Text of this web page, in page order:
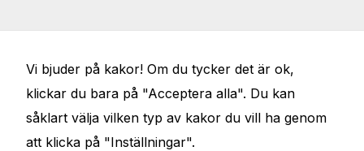
Vi bjuder på kakor! Om du tycker det är ok,
klickar du bara på "Acceptera alla". Du kan
såklart välja vilken typ av kakor du vill ha genom
att klicka på "Inställningar".